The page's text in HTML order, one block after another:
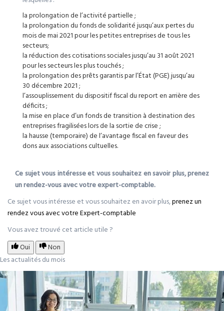
la prolongation de l’activité partielle ;
la prolongation du fonds de solidarité jusqu’aux pertes du
mois de mai 2021 pour les petites entreprises de tous les
secteurs;
la réduction des cotisations sociales jusqu’au 31 août 2021
pour les secteurs les plus touchés ;
la prolongation des prêts garantis par l’État (PGE) jusqu’au
30 décembre 2021 ;
l’assouplissement du dispositif fiscal du report en arrière des
déficits ;
la mise en place d’un fonds de transition à destination des
entreprises fragilisées lors de la sortie de crise ;
la hausse (temporaire) de l’avantage fiscal en faveur des
dons aux associations cultuelles.
Ce sujet vous intéresse et vous souhaitez en savoir plus, prenez
un rendez-vous avec votre expert-comptable.
Ce sujet vous intéresse et vous souhaitez en avoir plus,prenez un
rendez vous avec votre Expert-comptable
Vous avez trouvé cet article utile ?
Oui
Non
Les actualités du mois